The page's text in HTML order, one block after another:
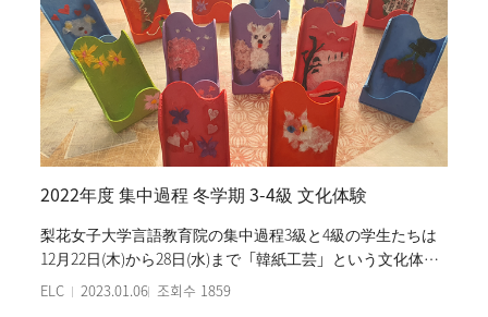
し、全面対面授業で行われる。 開講式は各クラスで行い、
新入生オリエンテーションとキャンパスツアーおよび集中
コース文化授業と放課後文化活動は集合で進行される予定
だ。 春学期の集中コースは2023年5月18日(木)に閉講する。
2022年度 集中過程 冬学期 3-4級 文化体験
梨花女子大学言語教育院の集中過程3級と4級の学生たちは
12月22日(木)から28日(水)まで「韓紙工芸」という文化体験
をした。学生たちは仁寺洞(インサドン)にある「韓紙思い
ELC 2023.01.06 조회수 1859